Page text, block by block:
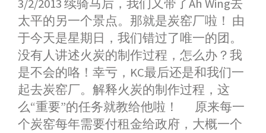
c
e
b
o
o
k
s
s
e
n
g
r
a
t
s
A
p
p
n
e
t
t
e
r
n
a
W
e
i
b
o
a
e
3/2/2013 续骑马后，我们又带了Ah Wing去
太平的另一个景点。那就是炭窑厂啦！ 由
于今天是星期日，我们错过了唯一的团。
没有人讲述火炭的制作过程，怎么办？我
是不会的咯！幸亏，KC最后还是和我们一
起去炭窑厂。解释火炭的制作过程，这
么“重要”的任务就教给他啦！ 原来每一
个炭窑每年需要付租金给政府，大概一个